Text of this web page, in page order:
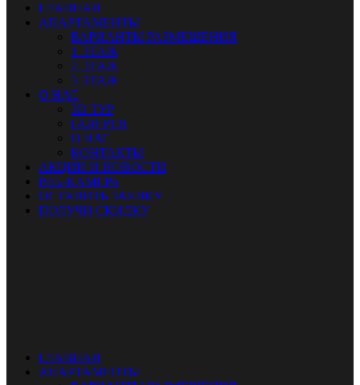
ГЛАВНАЯ
АПАРТАМЕНТЫ
ВАРИАНТЫ РАЗМЕЩЕНИЯ
1 ЭТАЖ
2 ЭТАЖ
3 ЭТАЖ
О НАС
ЗD ТУР
ГАЛЕРЕЯ
О НАС
КОНТАКТЫ
АКЦИИ И НОВОСТИ
ВЕБ-КАМЕРА
ОСТАВИТЬ ЗАЯВКУ
ПОЛУЧИ СКИДКУ
ГЛАВНАЯ
АПАРТАМЕНТЫ